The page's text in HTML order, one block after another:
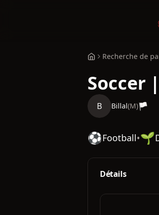
Recherche de
Soccer
B Billal(M)🏳️
⚽Football•🌱
Détails